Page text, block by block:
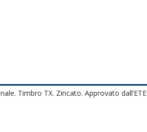
Timbro TX. Zincato. Approvato dall’ETE